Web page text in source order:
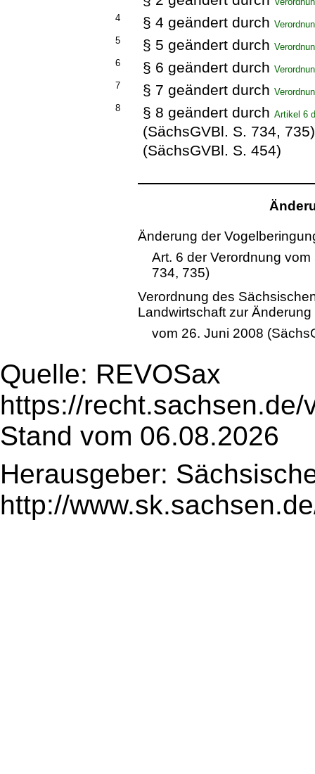
4
§ 4 geändert durch
5
§ 5 geändert durch
6
§ 6 geändert durch
7
§ 7 geändert durch
8
§ 8 geändert durchArtikel 6
(SächsGVBl. S. 734,
(SächsGVBl. S. 454)
Änderung der
Art. 6 der Verordnung
734, 735)
Verordnung des
Landwirtschaft zur
vom 26. Juni 2008
Quelle: REVOSax
https://
Stand vom 06.08.2026
Herausgeber:
http://